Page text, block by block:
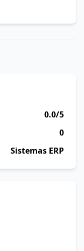
0.0/5
0
Sistemas ERP